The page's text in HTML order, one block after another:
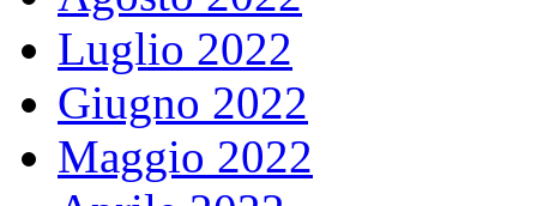
Luglio 2022
Giugno 2022
Maggio 2022